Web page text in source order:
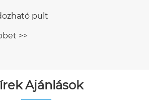
Ajánlások